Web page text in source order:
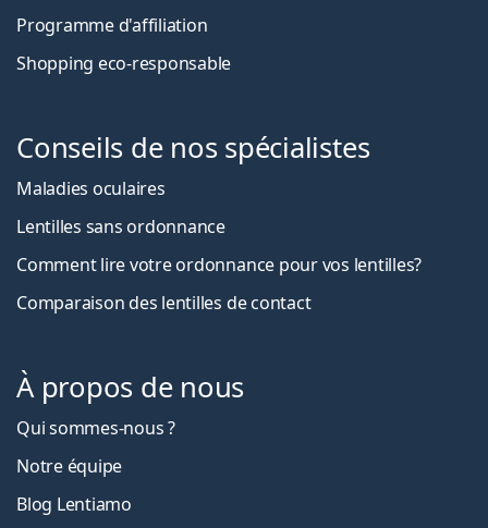
Programme d'affiliation
Shopping eco-responsable
Conseils de nos spécialistes
Maladies oculaires
Lentilles sans ordonnance
Comment lire votre ordonnance pour vos lentilles?
Comparaison des lentilles de contact
À propos de nous
Qui sommes-nous ?
Notre équipe
Blog Lentiamo